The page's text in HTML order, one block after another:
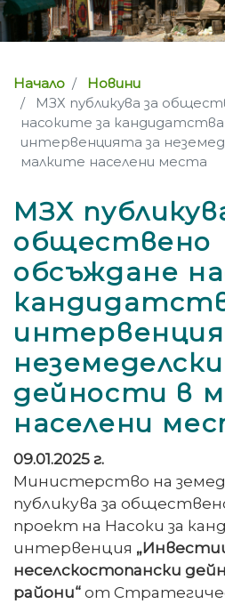
Начало
Новини
МЗХ публикува за
насоките за
интервенцията за
малките населени места
МЗХ
обществено
обсъждане
неземеделски
дейности в
населени
09.01.2025 г.
Министерство на
публикува за
проект на Насоки за
интервенция
неселскостопански
райони“от